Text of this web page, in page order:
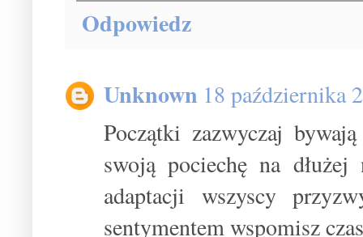
Odpowiedz
Unknown 18 października
Początki zazwyczaj
swoją pociechę na
adaptacji wszyscy
sentymentem wspomisz